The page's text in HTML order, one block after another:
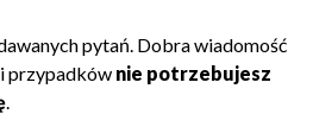
pytań. Dobra wiadomość
przypadków nie potrzebujesz
.